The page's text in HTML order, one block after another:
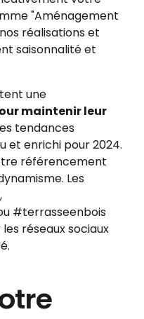
"Aménagement
réalisations et
saisonnalité et
une
maintenir leur
tendances
et enrichi pour 2024.
référencement
Les
#terrasseenbois
réseaux sociaux